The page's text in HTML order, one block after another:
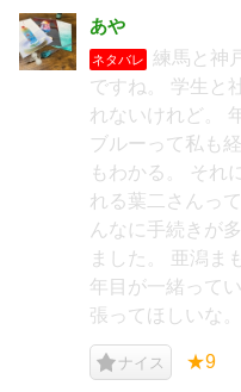
あや
ネタバレ
練馬と神
ですね。 学生と
れないけれど。
ブルーって私も
もわかる。 それ
れる葉二さんっ
んなに手続きが
ました。 亜潟ま
年目が一緒って
張ってほしいな。
ナイス ★9